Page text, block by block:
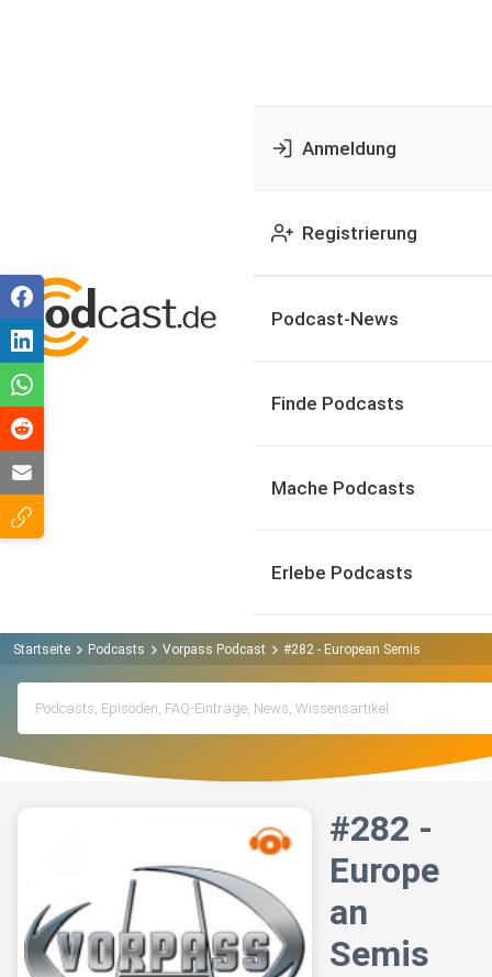
Anmeldung
Registrierung
Podcast-News
Finde Podcasts
Mache Podcasts
Erlebe Podcasts
Startseite Podcasts Vorpass Podcast #282 - European Semis
#282 -
Europe
an
Semis